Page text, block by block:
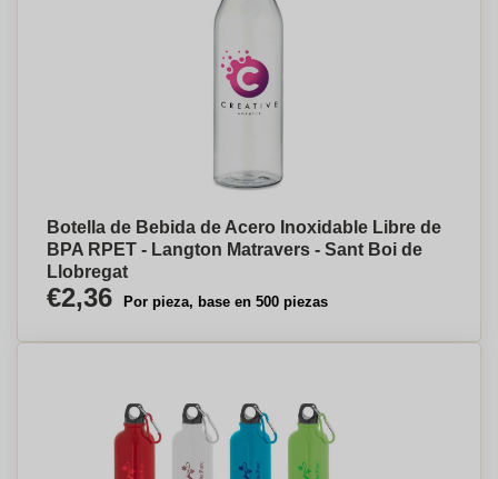
Botella de Bebida de Acero Inoxidable Libre de
BPA RPET - Langton Matravers - Sant Boi de
Llobregat
€2,36 Por pieza, base en 500 piezas